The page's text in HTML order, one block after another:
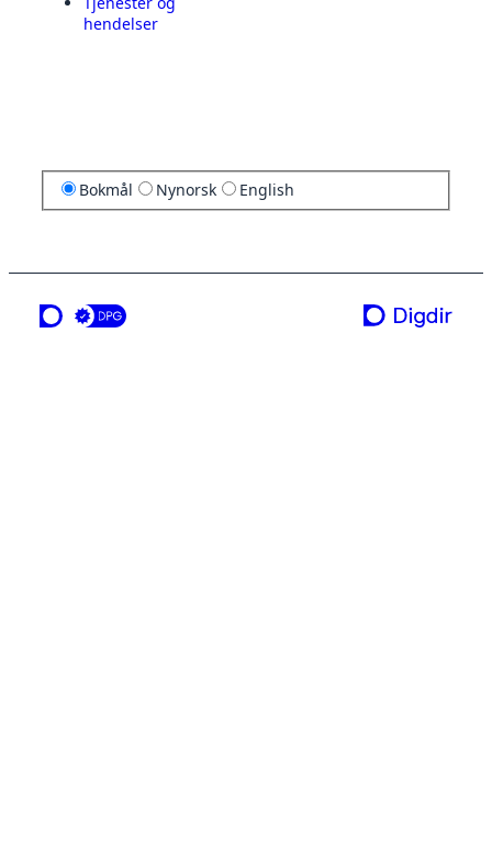
hendelser
Bokmål Nynorsk English